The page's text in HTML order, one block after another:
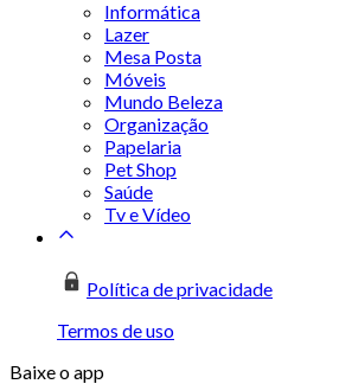
Informática
Lazer
Mesa Posta
Móveis
Mundo Beleza
Organização
Papelaria
Pet Shop
Saúde
Tv e Vídeo
Política de privacidade
Termos de uso
Baixe o app